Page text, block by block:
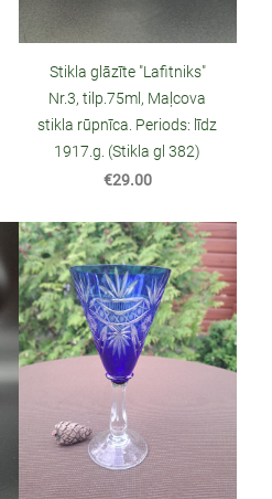
Stikla glāzīte "Lafitniks"
Nr.3, tilp.75ml, Maļcova
stikla rūpnīca. Periods: līdz
1917.g. (Stikla gl 382)
€29.00